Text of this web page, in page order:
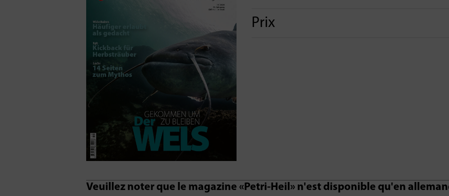
Prix
Veuillez noter que le magazine «Petri-Heil» n'est disponible qu'en